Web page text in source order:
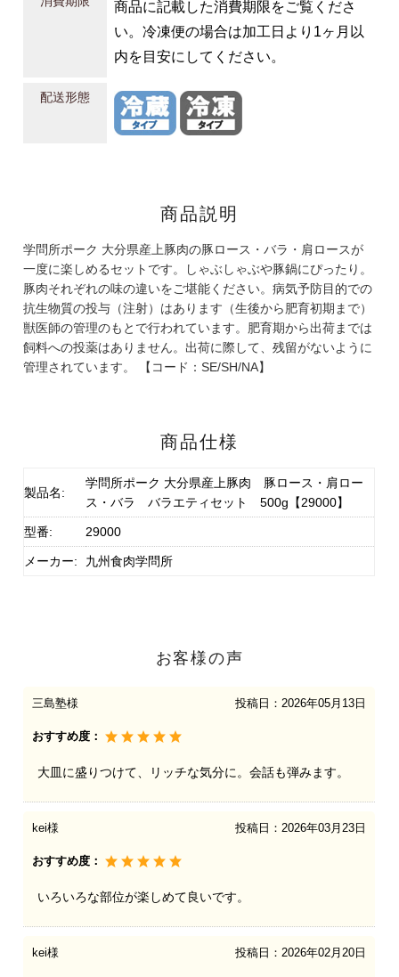
商品に記載した消費期限をご覧くださ
い。冷凍便の場合は加工日より1ヶ月以
内を目安にしてください。
配送形態
商品説明
学問所ポーク 大分県産上豚肉の豚ロース・バラ・肩ロースが
一度に楽しめるセットです。しゃぶしゃぶや豚鍋にぴったり。
豚肉それぞれの味の違いをご堪能ください。病気予防目的での
抗生物質の投与（注射）はあります（生後から肥育初期まで）
獣医師の管理のもとで行われています。肥育期から出荷までは
飼料への投薬はありません。出荷に際して、残留がないように
管理されています。 【コード：SE/SH/NA】
商品仕様
製品名:
学問所ポーク 大分県産上豚肉 豚ロース・肩ロー
ス・バラ バラエティセット 500g【29000】
型番: 29000
メーカー: 九州食肉学問所
お客様の声
三島塾様 投稿日：2026年05月13日
おすすめ度：
大皿に盛りつけて、リッチな気分に。会話も弾みます。
kei様 投稿日：2026年03月23日
おすすめ度：
いろいろな部位が楽しめて良いです。
kei様 投稿日：2026年02月20日